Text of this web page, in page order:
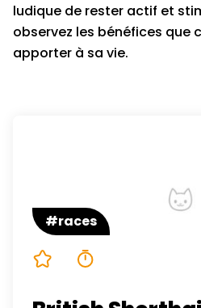
ludique de rester actif et
observez les bénéfices que
apporter à sa vie.
#races